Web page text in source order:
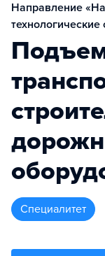
Направление
специалитет